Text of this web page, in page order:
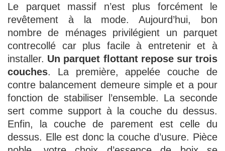
Le parquet massif n’est plus forcément le
revêtement à la mode. Aujourd’hui, bon
nombre de ménages privilégient un parquet
contrecollé car plus facile à entretenir et à
installer. Un parquet flottant repose sur trois
couches. La première, appelée couche de
contre balancement demeure simple et a pour
fonction de stabiliser l’ensemble. La seconde
sert comme support à la couche du dessus.
Enfin, la couche de parement est celle du
dessus. Elle est donc la couche d’usure. Pièce